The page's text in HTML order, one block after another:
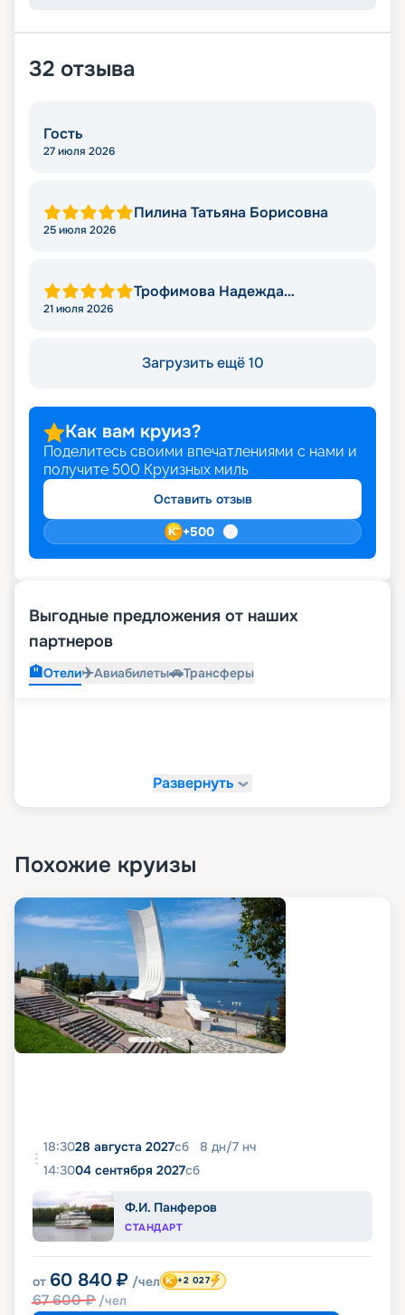
32 отзыва
Гость
27 июля 2026
Пилина Татьяна Борисовна
25 июля 2026
Трофимова Надежда
21 июля 2026
Загрузить ещё 10
Как вам круиз?
Поделитесь своими впечатлениями с нами и
получите 500 Круизных миль
Оставить отзыв
+500
Выгодные предложения от наших
партнеров
🏨Отели✈️Авиабилеты🚗Трансферы
Развернуть
Похожие круизы
18:3028 августа 2027сб 8 дн/7 нч
14:3004 сентября 2027сб
Ф.И. Панферов
СТАНДАРТ
от 60 840 ₽ /чел
67 600₽ /чел
+2 027